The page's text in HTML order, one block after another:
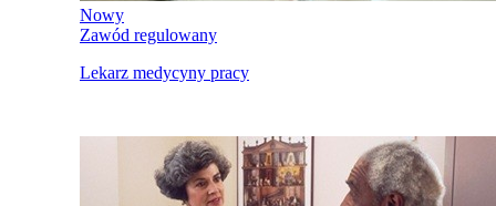
Nowy
Zawód regulowany
Lekarz medycyny pracy